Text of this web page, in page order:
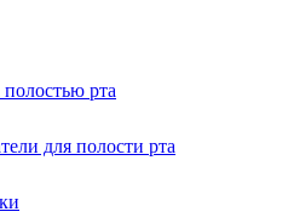
полостью рта
для полости рта